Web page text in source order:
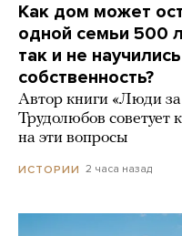
Как дом может
одной семьи 500
так и не
собственность?
Автор книги «Люди
Трудолюбов советует
на эти вопросы
ИСТОРИИ 2 часа назад